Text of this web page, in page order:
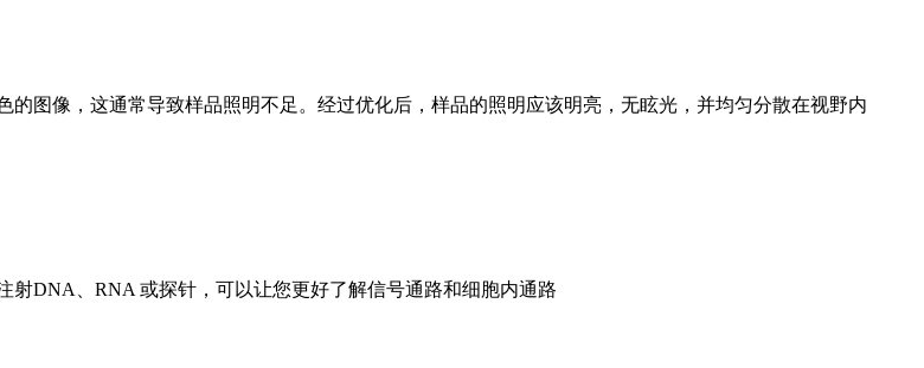
图像，这通常导致样品照明不足。经过优化后，样品的照明应该明亮，无眩光，并均匀分散在视野内
DNA、RNA 或探针，可以让您更好了解信号通路和细胞内通路